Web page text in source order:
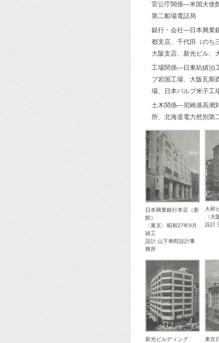
官公庁関係―米国大使
第二船場電話局
銀行・会社―日本興業
都支店、千代田（のち
大阪支店、新光ビル、
工場関係―日東紡績泊
プ岩国工場、大阪瓦斯
場、日本パルプ米子工
土木関係―尼崎港高潮
所、北海道電力然別第
日本興業銀行本店（新
館）
〈東京〉昭和27年9月
竣工
設計 山下寿郎設計事
務所
大和
〈大
設計
新光ビルディング 東京